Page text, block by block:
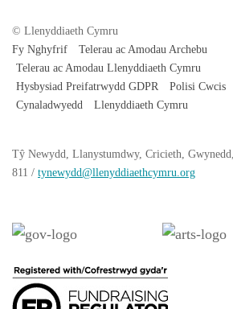
© Llenyddiaeth Cymru
Fy Nghyfrif
Telerau ac Amodau Archebu
Telerau ac Amodau Llenyddiaeth Cymru
Hysbysiad Preifatrwydd GDPR
Polisi Cwcis
Cynaladwyedd
Llenyddiaeth Cymru
Tŷ Newydd
, Llanystumdwy, Cricieth,
811 / tynewydd@llenyddiaethcymru.org